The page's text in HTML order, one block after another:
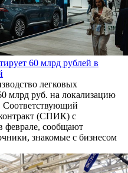
60 млрд рублей в
легковых
млрд руб. на локализацию
Соответствующий
(СПИК) с
сообщают
знакомые с бизнесом